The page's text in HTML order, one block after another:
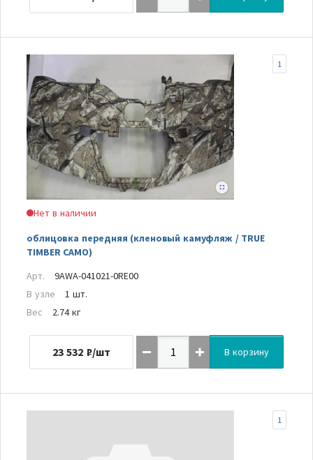
Нет в наличии
облицовка передняя (кленовый камуфляж / TRUE
TIMBER CAMO)
1
Арт.
9AWA-041021-0RE00
В узле
1 шт.
Вес
2.74 кг
23 532 ₽/шт В корзину
1